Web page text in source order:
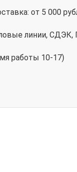
от 5 000
линии,
работы 10-17)